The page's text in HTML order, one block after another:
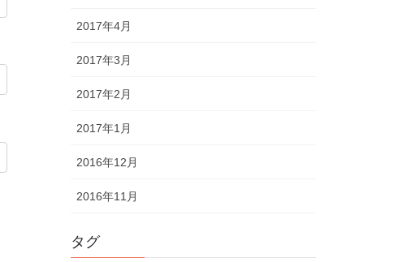
2017年4月
2017年3月
2017年2月
2017年1月
2016年12月
2016年11月
タグ